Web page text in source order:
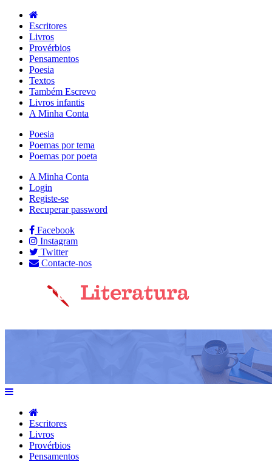
Escritores
Livros
Provérbios
Pensamentos
Poesia
Textos
Também Escrevo
Livros infantis
A Minha Conta
Poesia
Poemas por tema
Poemas por poeta
A Minha Conta
Login
Registe-se
Recuperar password
Facebook
Instagram
Twitter
Contacte-nos
Escritores
Livros
Provérbios
Pensamentos